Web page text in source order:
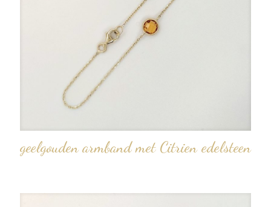
geelgouden armband met Citrien edelsteen